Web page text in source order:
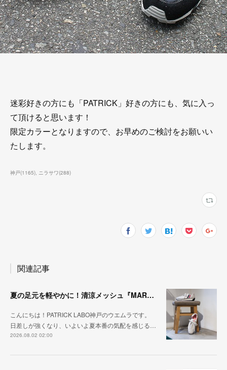
迷彩好きの方にも「PATRICK」好きの方にも、気に入っ
て頂けると思います！
限定カラーとなりますので、お早めのご検討をお願いい
たします。
神戸(1165) ニラサワ(288)
関連記事
夏の足元を軽やかに！清涼メッシュ『MARATHON-ME2』
こんにちは！PATRICK LABO神戸のウエムラです。
日差しが強くなり、いよいよ夏本番の気配を感じる…
2026.08.02 02:00